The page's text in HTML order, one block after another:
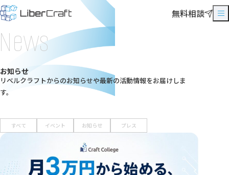
無料相談
お知らせ
リベルクラフトからのお知らせや最新の活動情報をお届けしま
す。
すべて イベント お知らせ プレス